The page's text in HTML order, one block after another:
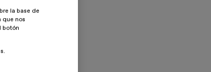
la base de
que nos
botón